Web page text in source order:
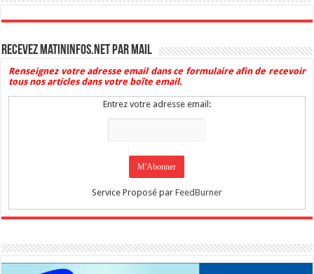
Recevez Matininfos.net par mail
Renseignez votre adresse email dans ce formulaire afin de recevoir
tous nos articles dans votre boîte email.
Entrez votre adresse email:
Service Proposé par FeedBurner